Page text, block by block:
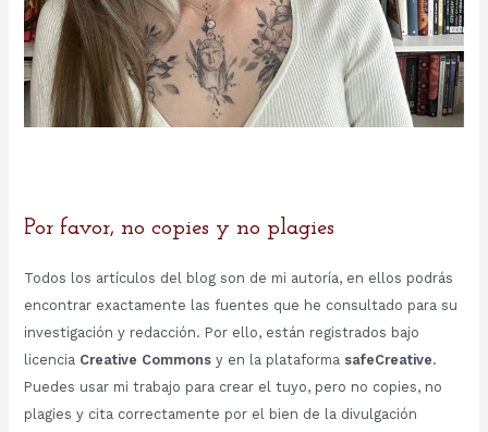
Por favor, no copies y no plagies
Todos los artículos del blog son de mi autoría, en ellos podrás
encontrar exactamente las fuentes que he consultado para su
investigación y redacción. Por ello, están registrados bajo
licencia Creative Commonsy en la plataforma safeCreative.
Puedes usar mi trabajo para crear el tuyo, pero no copies, no
plagies y cita correctamente por el bien de la divulgación